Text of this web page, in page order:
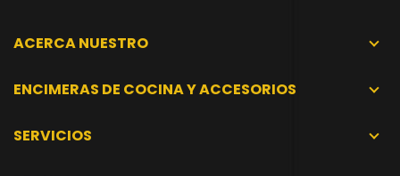
ACERCA NUESTRO
ENCIMERAS DE COCINA Y ACCESORIOS
SERVICIOS